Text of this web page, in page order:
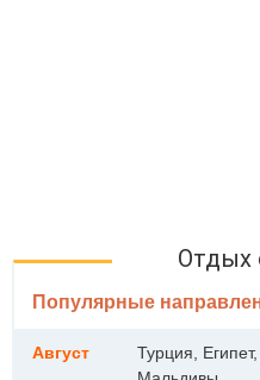
Отдых
Популярные
Август
Турция,